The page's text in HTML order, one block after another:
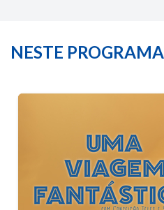
NESTE PROGRAMA